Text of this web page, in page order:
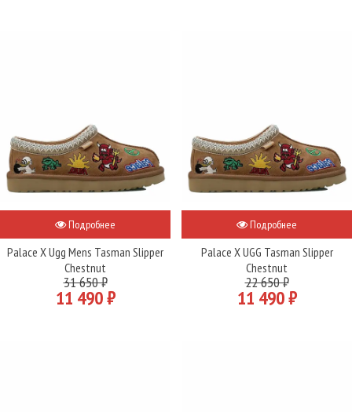
Подробнее
Palace X Ugg Mens Tasman Slipper
Chestnut
31 650 ₽
11 490 ₽
Подробнее
Palace X UGG Tasman Slipper
Chestnut
22 650 ₽
11 490 ₽